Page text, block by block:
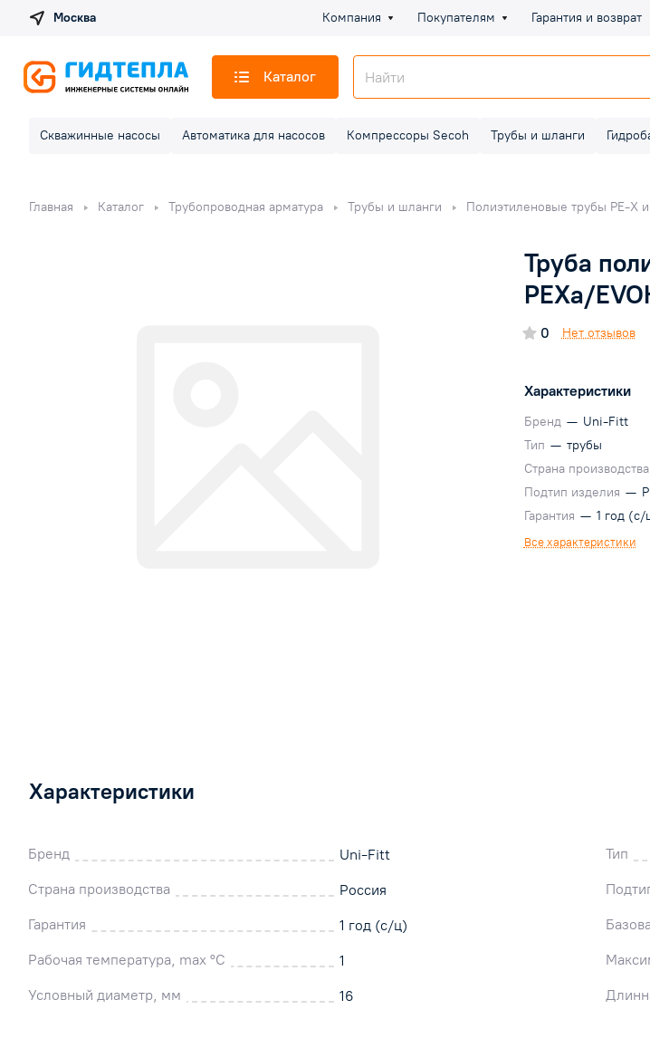
Москва Компания Покупателям Гарантия и возврат
Каталог
Скважинные насосы Автоматика для насосов Компрессоры Secoh Трубы и шланги
Главная Каталог Трубопроводная арматура Трубы и шланги Полиэтиленовые трубы PE-X и
Труба
PEXa/
0 Нет отзывов
Характеристики
Бренд — Uni-Fitt
Тип — трубы
Страна производства
Подтип изделия —
Гарантия — 1 год (с/
Все характеристики
Характеристики
Бренд Uni-Fitt Тип
Страна производства
Россия
Гарантия
1 год (с/ц)
Рабочая температура, max °C
1
Условный диаметр, мм
16